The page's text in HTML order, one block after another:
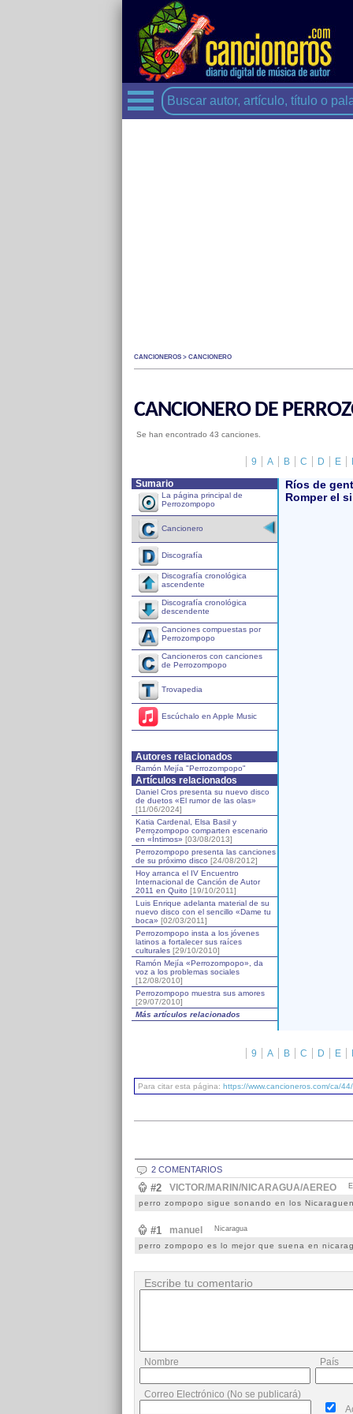
CANCIONEROS > CANCIONERO
CANCIONERO DE
Se han encontrado 43 canciones.
9 A B C D E
Sumario
La página principal de
Perrozompopo
Cancionero
Discografía
Discografía cronológica
ascendente
Discografía cronológica
descendente
Canciones compuestas por
Perrozompopo
Cancioneros con canciones
de Perrozompopo
Trovapedia
Escúchalo en Apple Music
Autores relacionados
Ramón Mejía "Perrozompopo"
Artículos relacionados
Daniel Cros presenta su nuevo disco
de duetos «El rumor de las olas»
[11/06/2024]
Katia Cardenal, Elsa Basil y
Perrozompopo comparten escenario
en «Íntimos» [03/08/2013]
Perrozompopo presenta las canciones
de su próximo disco [24/08/2012]
Hoy arranca el IV Encuentro
Internacional de Canción de Autor
2011 en Quito [19/10/2011]
Luis Enrique adelanta material de su
nuevo disco con el sencillo «Dame tu
boca» [02/03/2011]
Perrozompopo insta a los jóvenes
latinos a fortalecer sus raíces
culturales [29/10/2010]
Ramón Mejía «Perrozompopo», da
voz a los problemas sociales
[12/08/2010]
Perrozompopo muestra sus amores
[29/07/2010]
Más artículos relacionados
Ríos de
Romper el
9 A B C D E
Para citar esta página: https://www.cancioneros.com/ca/
2 COMENTARIOS
#2 VICTOR/MARIN/NICARAGUA/AEREO
perro zompopo sigue sonando en los
#1 manuel Nicaragua
perro zompopo es lo mejor que suena en
Escribe tu comentario
Nombre País
Correo Electrónico (No se publicará)